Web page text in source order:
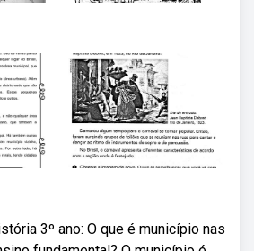
3º ano: O que é município nas